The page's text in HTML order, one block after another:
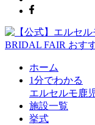
BRIDAL FAIR おす
ホーム
1分でわかる
エルセルモ鹿
施設一覧
挙式